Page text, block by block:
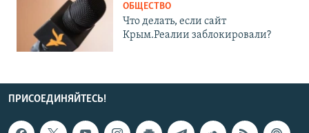
ОБЩЕСТВО
Что делать, если сайт
Крым.Реалии заблокировали?
ПРИСОЕДИНЯЙТЕСЬ!